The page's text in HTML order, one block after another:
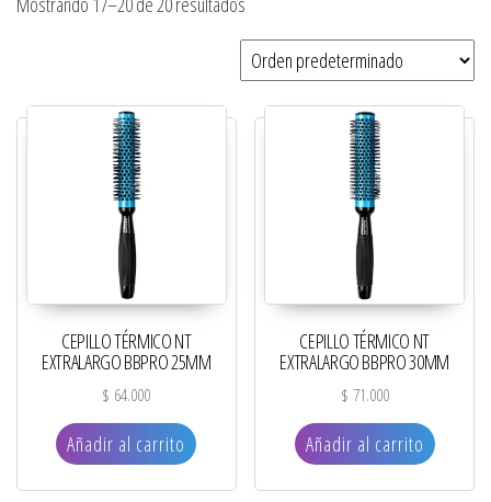
CEPILLO TÉRMICO NT
EXTRALARGO BBPRO 25MM
$ 64.000
Añadir al carrito
CEPILLO TÉRMICO NT
EXTRALARGO BBPRO 30MM
$ 71.000
Añadir al carrito